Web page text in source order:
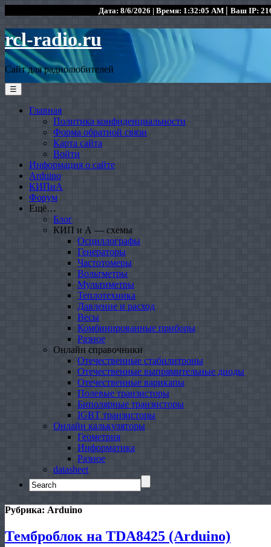
Дата: 8/6/2026 | Время: 1:32:05 AM | Ваш IP:
rcl-radio.ru
Сайт для радиолюбителей
☰
Главная
Политика конфиденциальности
Форма обратной связи
Карта сайта
Войти
Информация о сайте
Arduino
КИПиА
Форум
Ещё…
Блог
КИП и А — схемы
Осциллографы
Генераторы
Частотомеры
Вольтметры
Мультиметры
Теплотехника
Давление и расход
Весы
Комбинированные приборы
Разное
Онлайн справочники
Отечественные стабилитроны
Отечественные выпрямительные диоды
Отечественные варикапы
Полевые транзисторы
Биполярные транзисторы
IGBT транзисторы
Онлайн калькуляторы
Геометрия
Информатика
Разное
datasheet
Search
for:
Рубрика: Arduino
Темброблок на TDA8425 (Arduino)